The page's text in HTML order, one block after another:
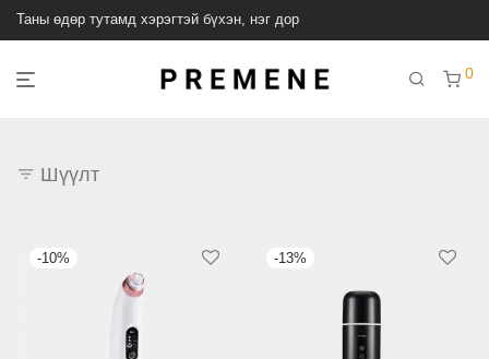
Таны өдөр тутамд хэрэгтэй бүхэн, нэг дор
0
Шүүлт
-10% -13%